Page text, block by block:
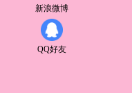
新浪微博
QQ好友